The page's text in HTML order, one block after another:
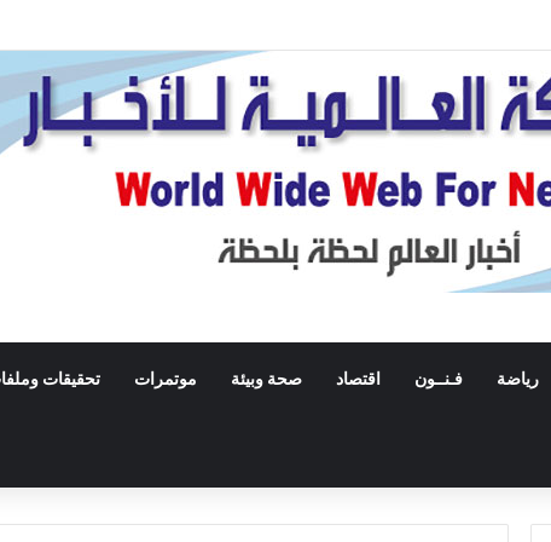
رياضة فـنــون اقتصاد صحة وبيئة موتمرات تحقيقات